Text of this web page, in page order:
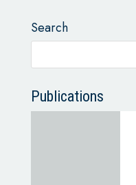
Search
Publications